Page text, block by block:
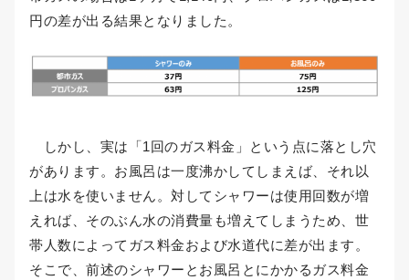
円の差が出る結果となりました。
しかし、実は「1回のガス料金」という点に落とし穴
があります。お風呂は一度沸かしてしまえば、それ以
上は水を使いません。対してシャワーは使用回数が増
えれば、そのぶん水の消費量も増えてしまうため、世
帯人数によってガス料金および水道代に差が出ます。
そこで、前述のシャワーとお風呂とにかかるガス料金